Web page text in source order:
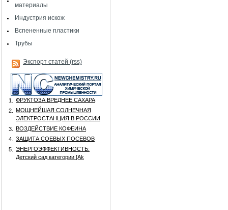
материалы
Индустрия искож
Вспененные пластики
Трубы
Экспорт статей (rss)
1.
ФРУКТОЗА ВРЕДНЕЕ САХАРА
2.
МОЩНЕЙШАЯ СОЛНЕЧНАЯ
ЭЛЕКТРОСТАНЦИЯ В РОССИИ
3.
ВОЗДЕЙСТВИЕ КОФЕИНА
4.
ЗАЩИТА СОЕВЫХ ПОСЕВОВ
5.
ЭНЕРГОЭФФЕКТИВНОСТЬ:
Детский сад категории [Аk